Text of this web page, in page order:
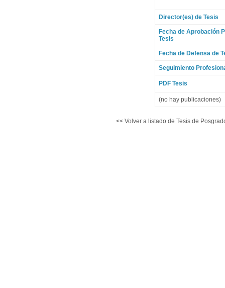
Director(es) de Tesis
Fecha de Aprobación
Tesis
Fecha de Defensa de
Seguimiento
PDF Tesis
(no hay publicaciones)
<< Volver a listado de Tesis de